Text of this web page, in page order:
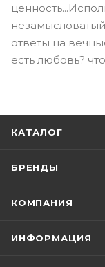
ответы на
есть любовь?
КАТАЛОГ
БРЕНДЫ
КОМПАНИЯ
ИНФОРМАЦИЯ